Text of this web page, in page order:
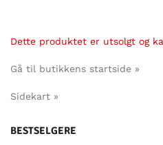
Dette produktet er utsolgt og
Gå til butikkens startside »
Sidekart »
BESTSELGERE